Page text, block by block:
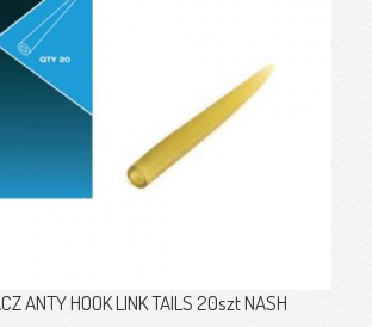
ANTY HOOK LINK TAILS 20szt NASH